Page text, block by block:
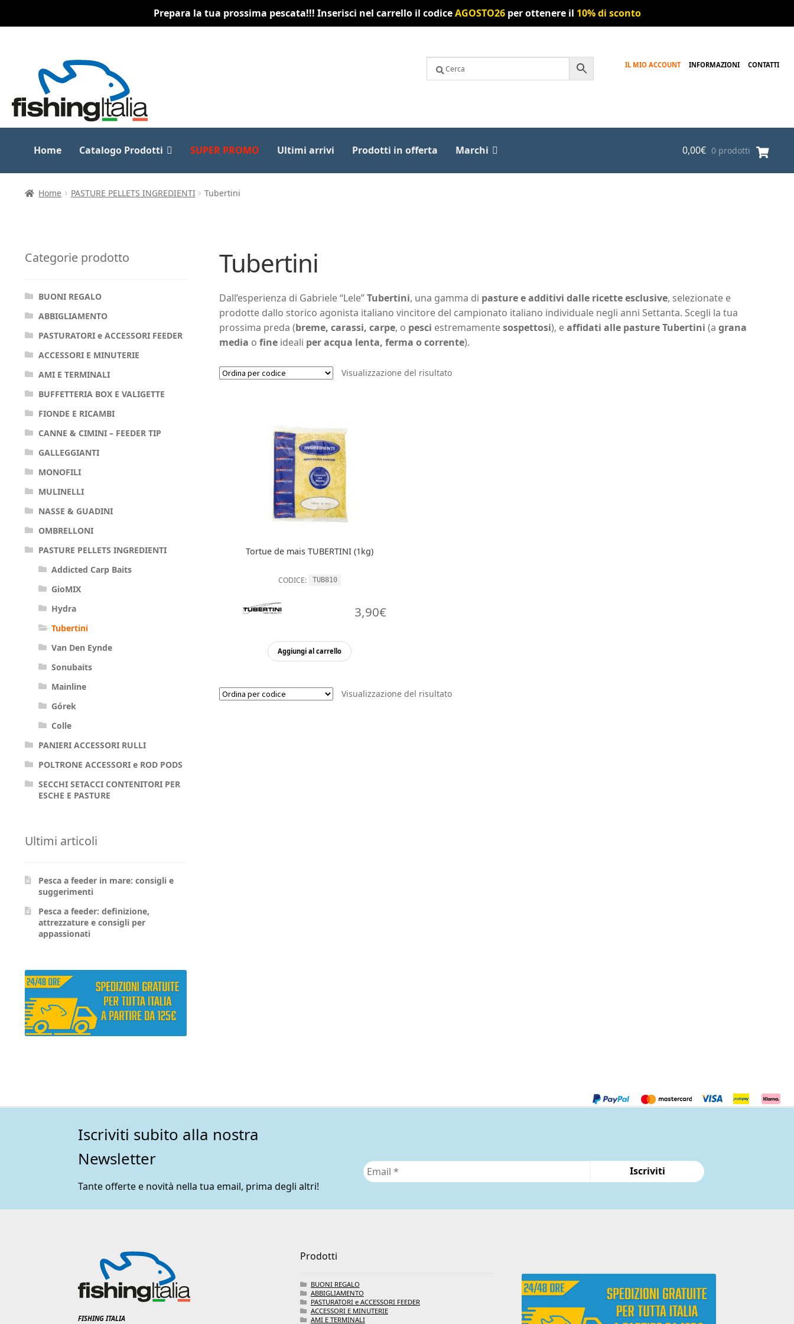
Prepara la tua prossima pescata!!! Inserisci nel carrello il codiceAGOSTO26per ottenere il 10% di sconto
navigazione
contenuto
IL MIO ACCOUNT INFORMAZIONI CONTATTI
Home Catalogo Prodotti SUPER PROMO Ultimi arrivi Prodotti in offerta Marchi 0,00€ 0 prodotti
Home PASTURE PELLETS INGREDIENTI Tubertini
Tubertini
Dall’esperienza di Gabriele “Lele”Tubertini, una gamma di pasture e additivi dalle ricette esclusive, selezionate e
prodotte dallo storico agonista italiano vincitore del campionato italiano individuale negli anni Settanta. Scegli la tua
prossima preda (breme, carassi, carpe, o pesci estremamentesospettosi), eaffidati alle pasture Tubertini (a grana
media o fineideali per acqua lenta, ferma o corrente).
Visualizzazione del risultato
Tortue de mais TUBERTINI (1kg)
CODICE: TUB810
3,90€
Aggiungi al carrello
Visualizzazione del risultato
Categorie prodotto
BUONI REGALO
ABBIGLIAMENTO
PASTURATORI e ACCESSORI FEEDER
ACCESSORI E MINUTERIE
AMI E TERMINALI
BUFFETTERIA BOX E VALIGETTE
FIONDE E RICAMBI
CANNE & CIMINI – FEEDER TIP
GALLEGGIANTI
MONOFILI
MULINELLI
NASSE & GUADINI
OMBRELLONI
PASTURE PELLETS INGREDIENTI
Addicted Carp Baits
GioMIX
Hydra
Tubertini
Van Den Eynde
Sonubaits
Mainline
Górek
Colle
PANIERI ACCESSORI RULLI
POLTRONE ACCESSORI e ROD PODS
SECCHI SETACCI CONTENITORI PER
ESCHE E PASTURE
Ultimi articoli
Pesca a feeder in mare: consigli e
suggerimenti
Pesca a feeder: definizione,
attrezzature e consigli per
appassionati
Iscriviti subito alla nostra
Newsletter
Tante offerte e novità nella tua email, prima degli altri!
FISHING ITALIA
Prodotti
BUONI REGALO
ABBIGLIAMENTO
PASTURATORI e ACCESSORI FEEDER
ACCESSORI E MINUTERIE
AMI E TERMINALI